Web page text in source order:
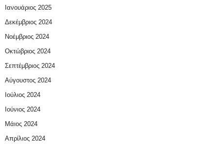
Ιανουάριος 2025
Δεκέμβριος 2024
Νοέμβριος 2024
Οκτώβριος 2024
Σεπτέμβριος 2024
Αύγουστος 2024
Ιούλιος 2024
Ιούνιος 2024
Μάιος 2024
Απρίλιος 2024